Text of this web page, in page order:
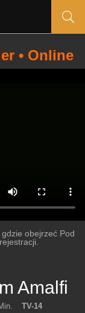
• Online
obejrzeć Pod
Amalfi
TV-14